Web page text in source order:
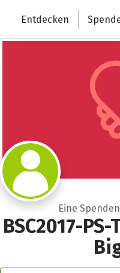
Deutschlands größte
Entdecken
Eine
BSC2017-